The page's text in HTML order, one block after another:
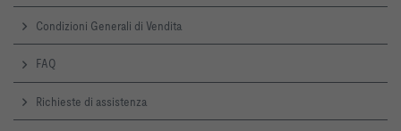
Condizioni Generali di Vendita
FAQ
Richieste di assistenza